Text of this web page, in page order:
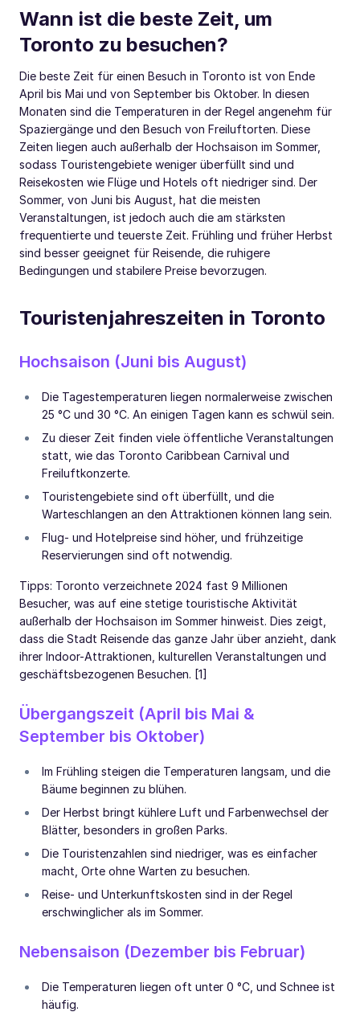
Wann ist die beste Zeit, um
Toronto zu besuchen?
Die beste Zeit für einen Besuch in Toronto ist von Ende
April bis Mai und von September bis Oktober. In diesen
Monaten sind die Temperaturen in der Regel angenehm für
Spaziergänge und den Besuch von Freiluftorten. Diese
Zeiten liegen auch außerhalb der Hochsaison im Sommer,
sodass Touristengebiete weniger überfüllt sind und
Reisekosten wie Flüge und Hotels oft niedriger sind. Der
Sommer, von Juni bis August, hat die meisten
Veranstaltungen, ist jedoch auch die am stärksten
frequentierte und teuerste Zeit. Frühling und früher Herbst
sind besser geeignet für Reisende, die ruhigere
Bedingungen und stabilere Preise bevorzugen.
Touristenjahreszeiten in Toronto
Hochsaison (Juni bis August)
Die Tagestemperaturen liegen normalerweise zwischen
25 °C und 30 °C. An einigen Tagen kann es schwül sein.
Zu dieser Zeit finden viele öffentliche Veranstaltungen
statt, wie das Toronto Caribbean Carnival und
Freiluftkonzerte.
Touristengebiete sind oft überfüllt, und die
Warteschlangen an den Attraktionen können lang sein.
Flug- und Hotelpreise sind höher, und frühzeitige
Reservierungen sind oft notwendig.
Tipps: Toronto verzeichnete 2024 fast 9 Millionen
Besucher, was auf eine stetige touristische Aktivität
außerhalb der Hochsaison im Sommer hinweist. Dies zeigt,
dass die Stadt Reisende das ganze Jahr über anzieht, dank
ihrer Indoor-Attraktionen, kulturellen Veranstaltungen und
geschäftsbezogenen Besuchen. [1]
Übergangszeit (April bis Mai &
September bis Oktober)
Im Frühling steigen die Temperaturen langsam, und die
Bäume beginnen zu blühen.
Der Herbst bringt kühlere Luft und Farbenwechsel der
Blätter, besonders in großen Parks.
Die Touristenzahlen sind niedriger, was es einfacher
macht, Orte ohne Warten zu besuchen.
Reise- und Unterkunftskosten sind in der Regel
erschwinglicher als im Sommer.
Nebensaison (Dezember bis Februar)
Die Temperaturen liegen oft unter 0 °C, und Schnee ist
häufig.